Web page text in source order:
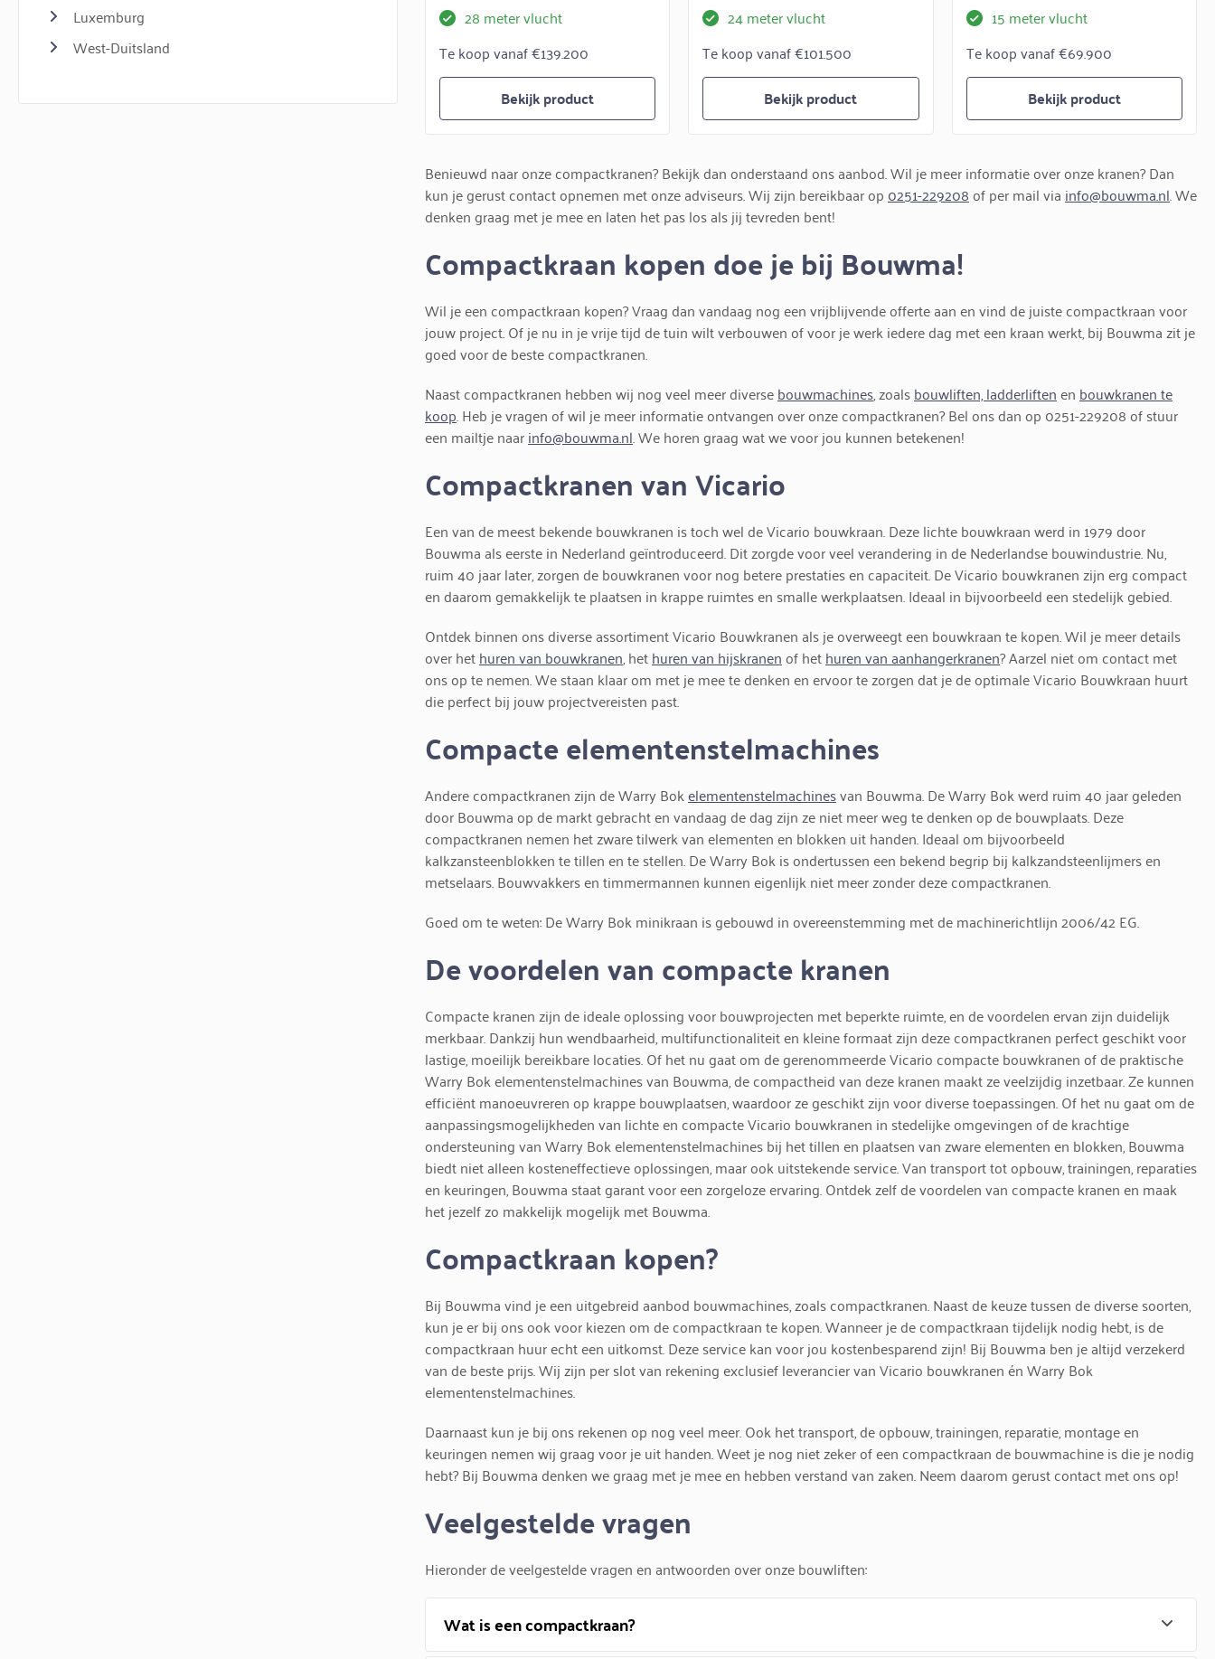
Luxemburg
West-Duitsland
28 meter vlucht
Te koop vanaf €139.200
Bekijk product
24 meter vlucht
Te koop vanaf €101.500
Bekijk product
15 meter vlucht
Te koop vanaf €69.900
Bekijk product
Benieuwd naar onze compactkranen? Bekijk dan onderstaand ons aanbod. Wil je meer informatie over onze kranen? Dan
kun je gerust contact opnemen met onze adviseurs. Wij zijn bereikbaar op 0251-229208of per mail via info@bouwma.nl. We
denken graag met je mee en laten het pas los als jij tevreden bent!
Compactkraan kopen doe je bij Bouwma!
Wil je een compactkraan kopen? Vraag dan vandaag nog een vrijblijvende offerte aan en vind de juiste compactkraan voor
jouw project. Of je nu in je vrije tijd de tuin wilt verbouwen of voor je werk iedere dag met een kraan werkt, bij Bouwma zit je
goed voor de beste compactkranen.
Naast compactkranen hebben wij nog veel meer diversebouwmachines, zoalsbouwliften,ladderliftenen bouwkranen te
koop. Heb je vragen of wil je meer informatie ontvangen over onze compactkranen? Bel ons dan op 0251-229208 of stuur
een mailtje naarinfo@bouwma.nl. We horen graag wat we voor jou kunnen betekenen!
Compactkranen van Vicario
Een van de meest bekende bouwkranen is toch wel de Vicario bouwkraan. Deze lichte bouwkraan werd in 1979 door
Bouwma als eerste in Nederland geïntroduceerd. Dit zorgde voor veel verandering in de Nederlandse bouwindustrie. Nu,
ruim 40 jaar later, zorgen de bouwkranen voor nog betere prestaties en capaciteit. De Vicario bouwkranen zijn erg compact
en daarom gemakkelijk te plaatsen in krappe ruimtes en smalle werkplaatsen. Ideaal in bijvoorbeeld een stedelijk gebied.
Ontdek binnen ons diverse assortiment Vicario Bouwkranen als je overweegt een bouwkraan te kopen. Wil je meer details
over hethuren van bouwkranen, hethuren van hijskranenof hethuren van aanhangerkranen? Aarzel niet om contact met
ons op te nemen. We staan klaar om met je mee te denken en ervoor te zorgen dat je de optimale Vicario Bouwkraan huurt
die perfect bij jouw projectvereisten past.
Compacte elementenstelmachines
Andere compactkranen zijn de Warry Bokelementenstelmachinesvan Bouwma. De Warry Bok werd ruim 40 jaar geleden
door Bouwma op de markt gebracht en vandaag de dag zijn ze niet meer weg te denken op de bouwplaats. Deze
compactkranen nemen het zware tilwerk van elementen en blokken uit handen. Ideaal om bijvoorbeeld
kalkzansteenblokken te tillen en te stellen. De Warry Bok is ondertussen een bekend begrip bij kalkzandsteenlijmers en
metselaars. Bouwvakkers en timmermannen kunnen eigenlijk niet meer zonder deze compactkranen.
Goed om te weten: De Warry Bok minikraan is gebouwd in overeenstemming met de machinerichtlijn 2006/42 EG.
De voordelen van compacte kranen
Compacte kranen zijn de ideale oplossing voor bouwprojecten met beperkte ruimte, en de voordelen ervan zijn duidelijk
merkbaar. Dankzij hun wendbaarheid, multifunctionaliteit en kleine formaat zijn deze compactkranen perfect geschikt voor
lastige, moeilijk bereikbare locaties. Of het nu gaat om de gerenommeerde Vicario compacte bouwkranen of de praktische
Warry Bok elementenstelmachines van Bouwma, de compactheid van deze kranen maakt ze veelzijdig inzetbaar. Ze kunnen
efficiënt manoeuvreren op krappe bouwplaatsen, waardoor ze geschikt zijn voor diverse toepassingen. Of het nu gaat om de
aanpassingsmogelijkheden van lichte en compacte Vicario bouwkranen in stedelijke omgevingen of de krachtige
ondersteuning van Warry Bok elementenstelmachines bij het tillen en plaatsen van zware elementen en blokken, Bouwma
biedt niet alleen kosteneffectieve oplossingen, maar ook uitstekende service. Van transport tot opbouw, trainingen, reparaties
en keuringen, Bouwma staat garant voor een zorgeloze ervaring. Ontdek zelf de voordelen van compacte kranen en maak
het jezelf zo makkelijk mogelijk met Bouwma.
Compactkraan kopen?
Bij Bouwma vind je een uitgebreid aanbod bouwmachines, zoals compactkranen. Naast de keuze tussen de diverse soorten,
kun je er bij ons ook voor kiezen om de compactkraan te kopen. Wanneer je de compactkraan tijdelijk nodig hebt, is de
compactkraan huur echt een uitkomst. Deze service kan voor jou kostenbesparend zijn! Bij Bouwma ben je altijd verzekerd
van de beste prijs. Wij zijn per slot van rekening exclusief leverancier van Vicario bouwkranen én Warry Bok
elementenstelmachines.
Daarnaast kun je bij ons rekenen op nog veel meer. Ook het transport, de opbouw, trainingen, reparatie, montage en
keuringen nemen wij graag voor je uit handen. Weet je nog niet zeker of een compactkraan de bouwmachine is die je nodig
hebt? Bij Bouwma denken we graag met je mee en hebben verstand van zaken. Neem daarom gerust contact met ons op!
Veelgestelde vragen
Hieronder de veelgestelde vragen en antwoorden over onze bouwliften:
Wat is een compactkraan?